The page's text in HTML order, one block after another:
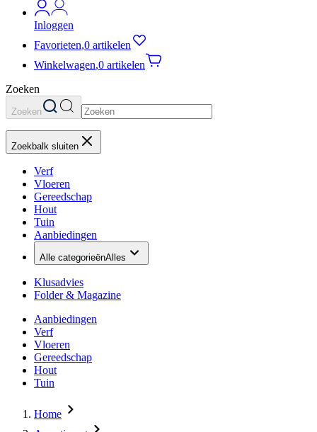
Inloggen
Favorieten,0 artikelen
Winkelwagen,0 artikelen
Zoeken
Zoeken
Zoekbalk sluiten
Verf
Vloeren
Gereedschap
Hout
Tuin
Aanbiedingen
Alle categorieënAlles
Klusadvies
Folder & Magazine
Aanbiedingen
Verf
Vloeren
Gereedschap
Hout
Tuin
Home